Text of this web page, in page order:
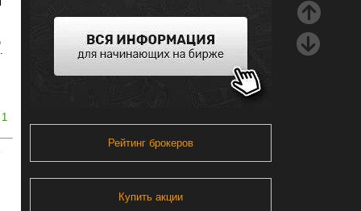
1
Рейтинг брокеров
Купить акции